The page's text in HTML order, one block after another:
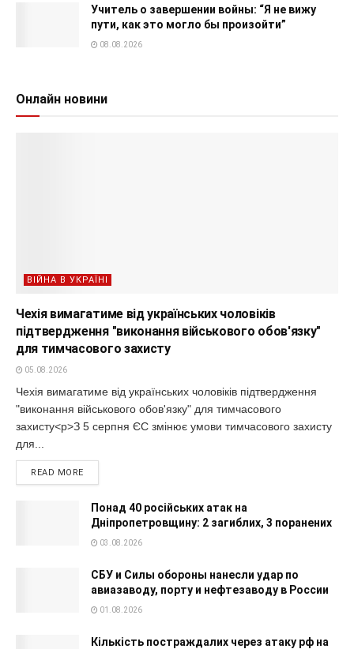
Учитель о завершении войны: “Я не вижу
пути, как это могло бы произойти”
08.08.2026
Онлайн новини
ВІЙНА В УКРАЇНІ
Чехія вимагатиме від українських чоловіків
підтвердження "виконання військового обов'язку"
для тимчасового захисту
05.08.2026
Чехія вимагатиме від українських чоловіків підтвердження
"виконання військового обов'язку" для тимчасового
захисту<p>З 5 серпня ЄС змінює умови тимчасового захисту
для...
READ MORE
Понад 40 російських атак на
Дніпропетровщину: 2 загиблих, 3 поранених
03.08.2026
СБУ и Силы обороны нанесли удар по
авиазаводу, порту и нефтезаводу в России
01.08.2026
Кількість постраждалих через атаку рф на